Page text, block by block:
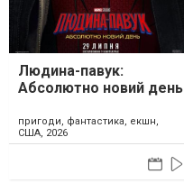
Людина-павук:
Абсолютно новий день
пригоди, фантастика, екшн,
США, 2026